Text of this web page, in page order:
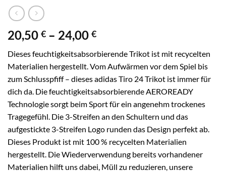
20,50 € – 24,00 €Preisspanne:
bis
24,00 €
Dieses feuchtigkeitsabsorbierende Trikot ist mit recycelten
Materialien hergestellt. Vom Aufwärmen vor dem Spiel bis
zum Schlusspfiff – dieses adidas Tiro 24 Trikot ist immer für
dich da. Die feuchtigkeitsabsorbierende AEROREADY
Technologie sorgt beim Sport für ein angenehm trockenes
Tragegefühl. Die 3-Streifen an den Schultern und das
aufgestickte 3-Streifen Logo runden das Design perfekt ab.
Dieses Produkt ist mit 100 % recycelten Materialien
hergestellt. Die Wiederverwendung bereits vorhandener
Materialien hilft uns dabei, Müll zu reduzieren, unsere